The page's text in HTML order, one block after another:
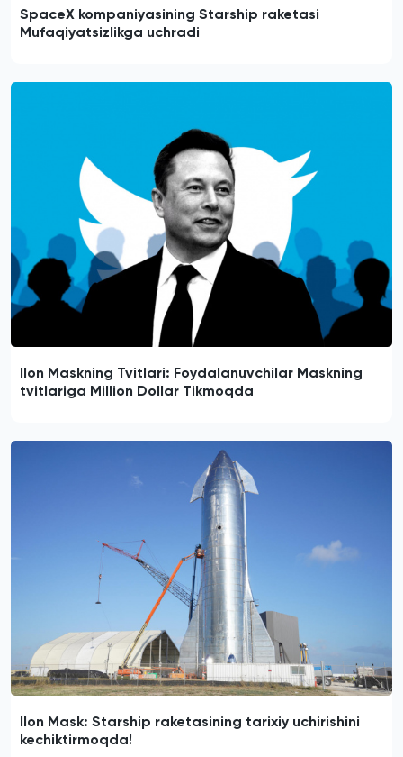
SpaceX kompaniyasining Starship raketasi
Mufaqiyatsizlikga uchradi
Ilon Maskning Tvitlari: Foydalanuvchilar Maskning
tvitlariga Million Dollar Tikmoqda
Ilon Mask: Starship raketasining tarixiy uchirishini
kechiktirmoqda!